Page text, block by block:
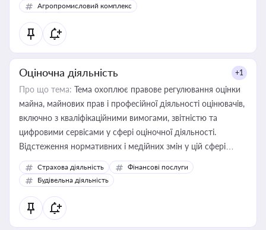
Агропромисловий комплекс
Оціночна діяльність +1
Про що тема: Тема охоплює правове регулювання оцінки
майна, майнових прав і професійної діяльності оцінювачів,
включно з кваліфікаційними вимогами, звітністю та
цифровими сервісами у сфері оціночної діяльності.
Відстеження нормативних і медійних змін у цій сфері
корисне для власника бізнесу, керівника, юриста або
бухгалтера під час оподаткування, приватизації, оренди
державного майна, корпоративних угод і перевірки
статусу суб'єктів оціночної діяльності
Страхова діяльність
Фінансові послуги
Будівельна діяльність